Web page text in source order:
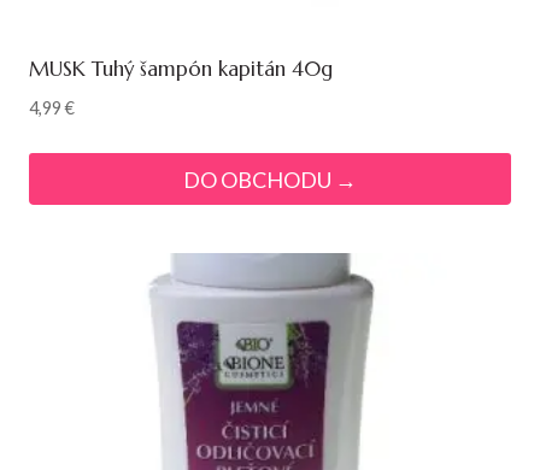
MUSK Tuhý šampón kapitán 40g
4,99€
DO OBCHODU →